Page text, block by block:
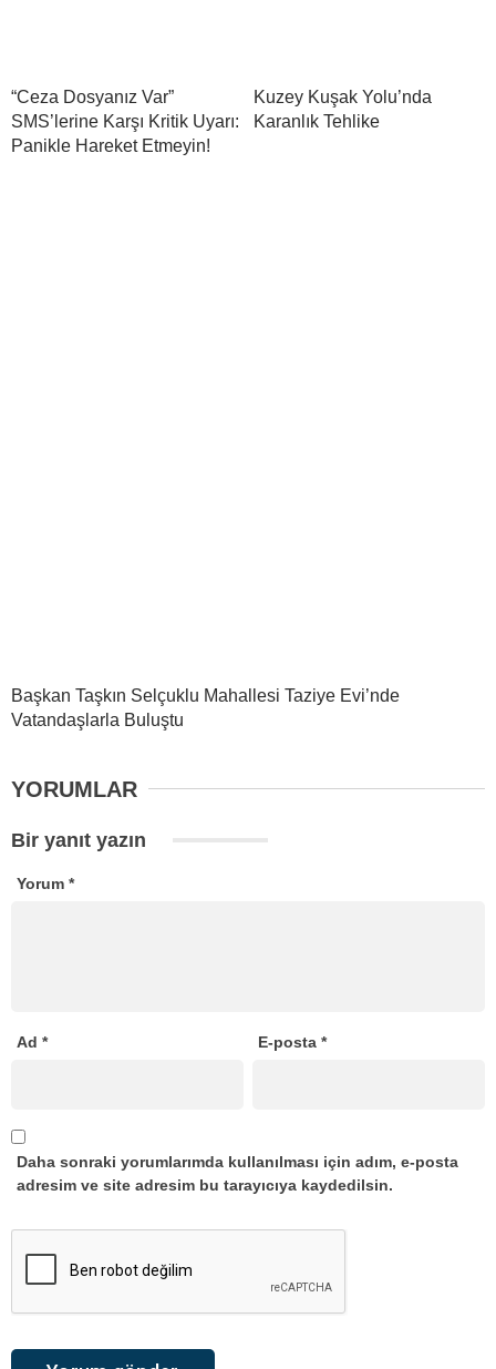
“Ceza Dosyanız Var”
SMS’lerine Karşı Kritik Uyarı:
Panikle Hareket Etmeyin!
Kuzey Kuşak Yolu’nda
Karanlık Tehlike
Başkan Taşkın Selçuklu Mahallesi Taziye Evi’nde
Vatandaşlarla Buluştu
YORUMLAR
Bir yanıt yazın
Yorum *
Ad * E-posta*
Daha sonraki yorumlarımda kullanılması için adım, e-posta
adresim ve site adresim bu tarayıcıya kaydedilsin.